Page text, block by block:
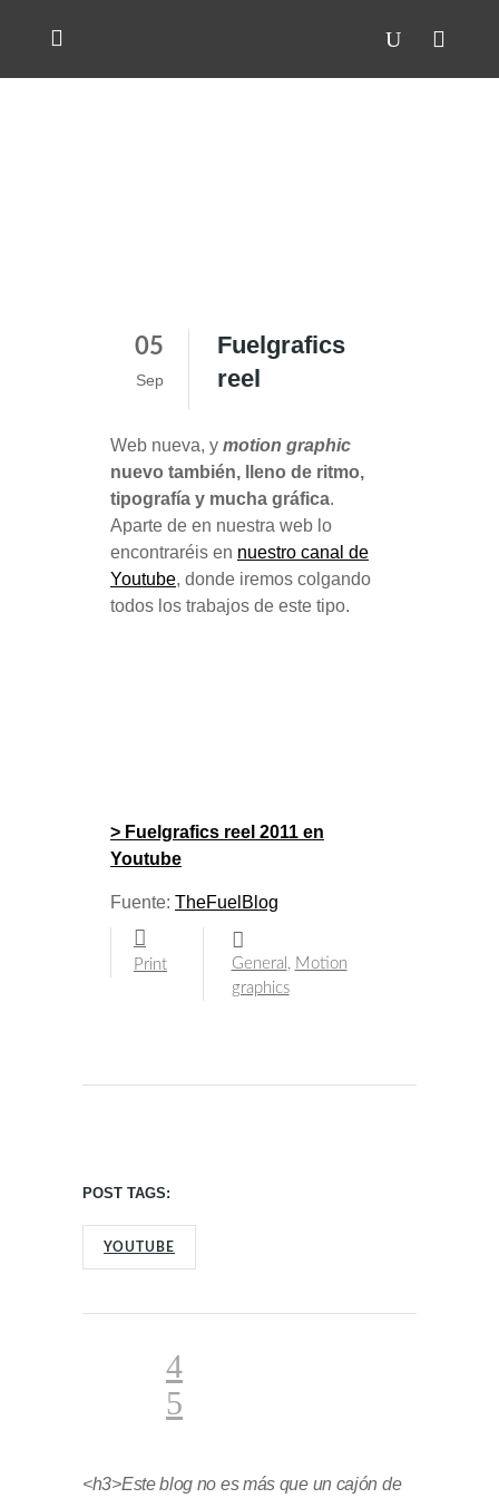
05
Sep
Fuelgrafics
reel
Web nueva, y motion graphic
nuevo también, lleno de ritmo,
tipografía y mucha gráfica.
Aparte de en nuestra web lo
encontraréis en nuestro canal de
Youtube, donde iremos colgando
todos los trabajos de este tipo.
> Fuelgrafics reel 2011 en
Youtube
Fuente: TheFuelBlog
Print General , Motion
graphics
POST TAGS:
YOUTUBE
<h3>Este blog no es más que un cajón de